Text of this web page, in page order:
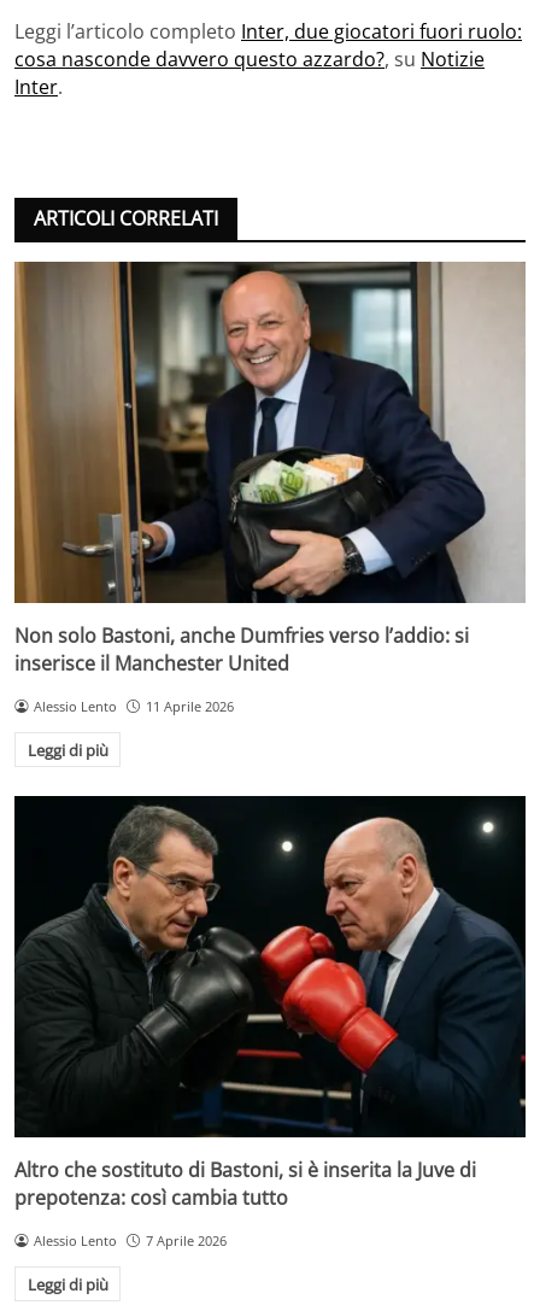
Leggi l’articolo completo Inter, due giocatori fuori ruolo:
cosa nasconde davvero questo azzardo?, su Notizie
Inter.
ARTICOLI CORRELATI
Non solo Bastoni, anche Dumfries verso l’addio: si
inserisce il Manchester United
Alessio Lento 11 Aprile 2026
Leggi di più
Altro che sostituto di Bastoni, si è inserita la Juve di
prepotenza: così cambia tutto
Alessio Lento 7 Aprile 2026
Leggi di più